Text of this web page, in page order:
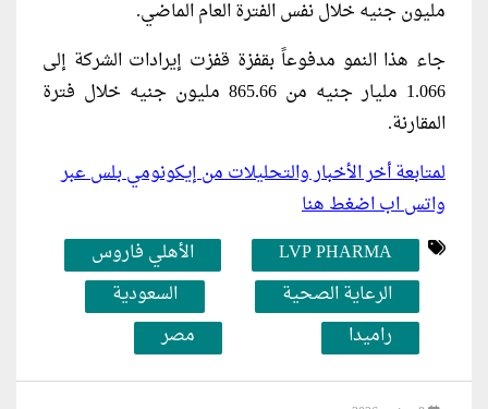
مليون جنيه خلال نفس الفترة العام الماضي.
جاء هذا النمو مدفوعاً بقفزة قفزت إيرادات الشركة إلى
1.066 مليار جنيه من 865.66 مليون جنيه خلال فترة
المقارنة.
لمتابعة أخر الأخبار والتحليلات من إيكونومي بلس عبر
واتس اب اضغط هنا
LVP PHARMA
الأهلي فاروس
الرعاية الصحية
السعودية
راميدا
مصر